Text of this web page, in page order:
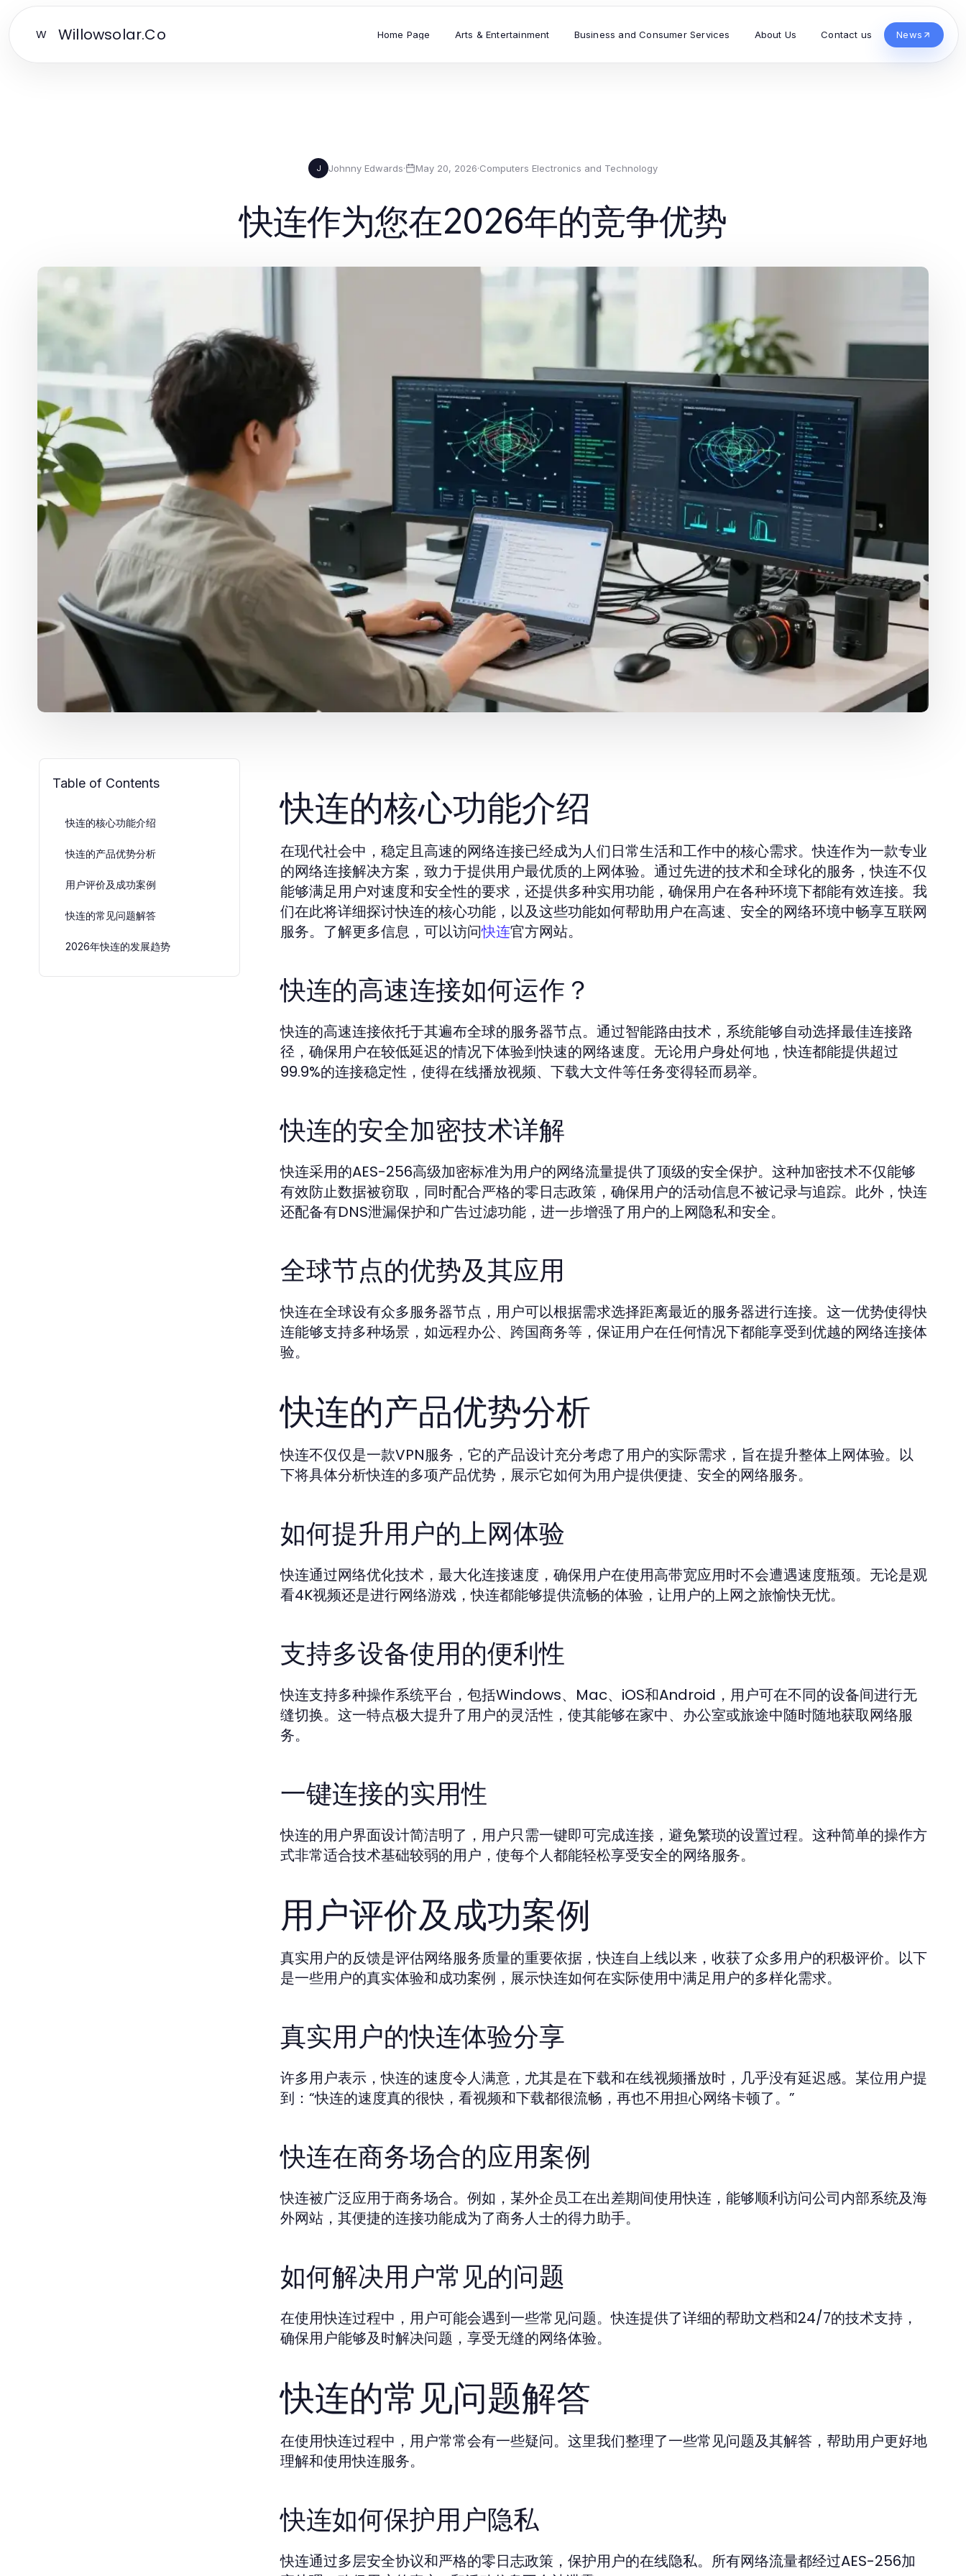
W Willowsolar.Co Home Page Arts & Entertainment Business and Consumer Services About Us Contact us News
J Johnny Edwards· May 20, 2026·Computers Electronics and Technology
快连作为您在2026年的竞争优势
Table of Contents
快连的核心功能介绍
快连的产品优势分析
用户评价及成功案例
快连的常见问题解答
2026年快连的发展趋势
快连的核心功能介绍
在现代社会中，稳定且高速的网络连接已经成为人们日常生活和工作中的核心需求。快连作为一款专业
的网络连接解决方案，致力于提供用户最优质的上网体验。通过先进的技术和全球化的服务，快连不仅
能够满足用户对速度和安全性的要求，还提供多种实用功能，确保用户在各种环境下都能有效连接。我
们在此将详细探讨快连的核心功能，以及这些功能如何帮助用户在高速、安全的网络环境中畅享互联网
服务。了解更多信息，可以访问快连官方网站。
快连的高速连接如何运作？
快连的高速连接依托于其遍布全球的服务器节点。通过智能路由技术，系统能够自动选择最佳连接路
径，确保用户在较低延迟的情况下体验到快速的网络速度。无论用户身处何地，快连都能提供超过
99.9%的连接稳定性，使得在线播放视频、下载大文件等任务变得轻而易举。
快连的安全加密技术详解
快连采用的AES-256高级加密标准为用户的网络流量提供了顶级的安全保护。这种加密技术不仅能够
有效防止数据被窃取，同时配合严格的零日志政策，确保用户的活动信息不被记录与追踪。此外，快连
还配备有DNS泄漏保护和广告过滤功能，进一步增强了用户的上网隐私和安全。
全球节点的优势及其应用
快连在全球设有众多服务器节点，用户可以根据需求选择距离最近的服务器进行连接。这一优势使得快
连能够支持多种场景，如远程办公、跨国商务等，保证用户在任何情况下都能享受到优越的网络连接体
验。
快连的产品优势分析
快连不仅仅是一款VPN服务，它的产品设计充分考虑了用户的实际需求，旨在提升整体上网体验。以
下将具体分析快连的多项产品优势，展示它如何为用户提供便捷、安全的网络服务。
如何提升用户的上网体验
快连通过网络优化技术，最大化连接速度，确保用户在使用高带宽应用时不会遭遇速度瓶颈。无论是观
看4K视频还是进行网络游戏，快连都能够提供流畅的体验，让用户的上网之旅愉快无忧。
支持多设备使用的便利性
快连支持多种操作系统平台，包括Windows、Mac、iOS和Android，用户可在不同的设备间进行无
缝切换。这一特点极大提升了用户的灵活性，使其能够在家中、办公室或旅途中随时随地获取网络服
务。
一键连接的实用性
快连的用户界面设计简洁明了，用户只需一键即可完成连接，避免繁琐的设置过程。这种简单的操作方
式非常适合技术基础较弱的用户，使每个人都能轻松享受安全的网络服务。
用户评价及成功案例
真实用户的反馈是评估网络服务质量的重要依据，快连自上线以来，收获了众多用户的积极评价。以下
是一些用户的真实体验和成功案例，展示快连如何在实际使用中满足用户的多样化需求。
真实用户的快连体验分享
许多用户表示，快连的速度令人满意，尤其是在下载和在线视频播放时，几乎没有延迟感。某位用户提
到：“快连的速度真的很快，看视频和下载都很流畅，再也不用担心网络卡顿了。”
快连在商务场合的应用案例
快连被广泛应用于商务场合。例如，某外企员工在出差期间使用快连，能够顺利访问公司内部系统及海
外网站，其便捷的连接功能成为了商务人士的得力助手。
如何解决用户常见的问题
在使用快连过程中，用户可能会遇到一些常见问题。快连提供了详细的帮助文档和24/7的技术支持，
确保用户能够及时解决问题，享受无缝的网络体验。
快连的常见问题解答
在使用快连过程中，用户常常会有一些疑问。这里我们整理了一些常见问题及其解答，帮助用户更好地
理解和使用快连服务。
快连如何保护用户隐私
快连通过多层安全协议和严格的零日志政策，保护用户的在线隐私。所有网络流量都经过AES-256加